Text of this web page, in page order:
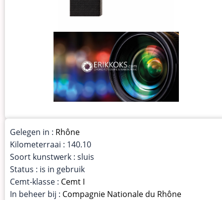
Gelegen in : Rhône
Kilometerraai : 140.10
Soort kunstwerk : sluis
Status : is in gebruik
Cemt-klasse : Cemt I
In beheer bij : Compagnie Nationale du Rhône